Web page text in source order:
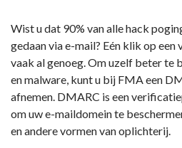
Wist u dat 90% van alle hack
gedaan via e-mail? Eén klik op
vaak al genoeg. Om uzelf beter te
en malware, kunt u bij FMA een
afnemen. DMARC is een
om uw e-maildomein te
en andere vormen van oplichterij.